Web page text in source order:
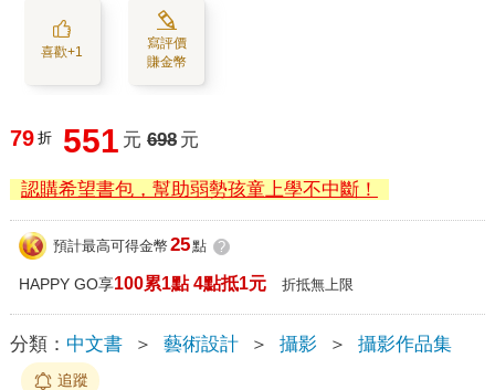
喜歡+1
寫評價
賺金幣
79 折 551 元 698 元
認購希望書包，幫助弱勢孩童上學不中斷！
預計最高可得金幣 25點 ?
HAPPY GO享100累1點 4點抵1元 折抵無上限
分類： 中文書 ＞ 藝術設計 ＞ 攝影 ＞ 攝影作品集
追蹤